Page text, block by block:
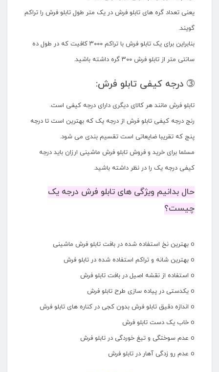
یعنی تعداد گره های تابلو فرش در یک متر طول تابلو فرش را تراکم
گویند.
بنابراین برای یک تابلو فرش با تراکم ۳۰۰۰ کافیت که در طول ده
سانتی متر از تابلو فرش ۳۰۰ گره داشته باشید.
➂ درجه کیفی تابلو فرش:
تابلو فرش مانند هر کالای دیگری دارای درجه کیفی است.
رنج درجه کیفی تابلو فرش از درجه یک که بهترین است تا درجه
پنج که تقریبا ضایعاتی است تقسیم بندی می شود.
مسلما برای خرید و فروش تابلو فرش ماشینی ارزان باید درجه
کیفی درجه یک را در نظر داشته باشید.
حال بدانیم ویژگی های تابلو فرش درجه یک
چیست؟
o بهترین نخ استفاده شده در بافت تابلو فرش ماشینی
o بهترین شانه و تراکم استفاده شده در تابلو فرش
o استفاده از نقشه اصیل در بافت تابلو فرش
o یکدستی در پیاده سازی طرح تابلو فرش
o اندازه دقیق تابلو فرش بدون کجی در کناره های تابلو فرش
o خاب یک دست تابلو فرش
o عدم سوختگی و تیغ خوردگی در تابلو فرش
o عدم رو زدگی آهار در تابلو فرش